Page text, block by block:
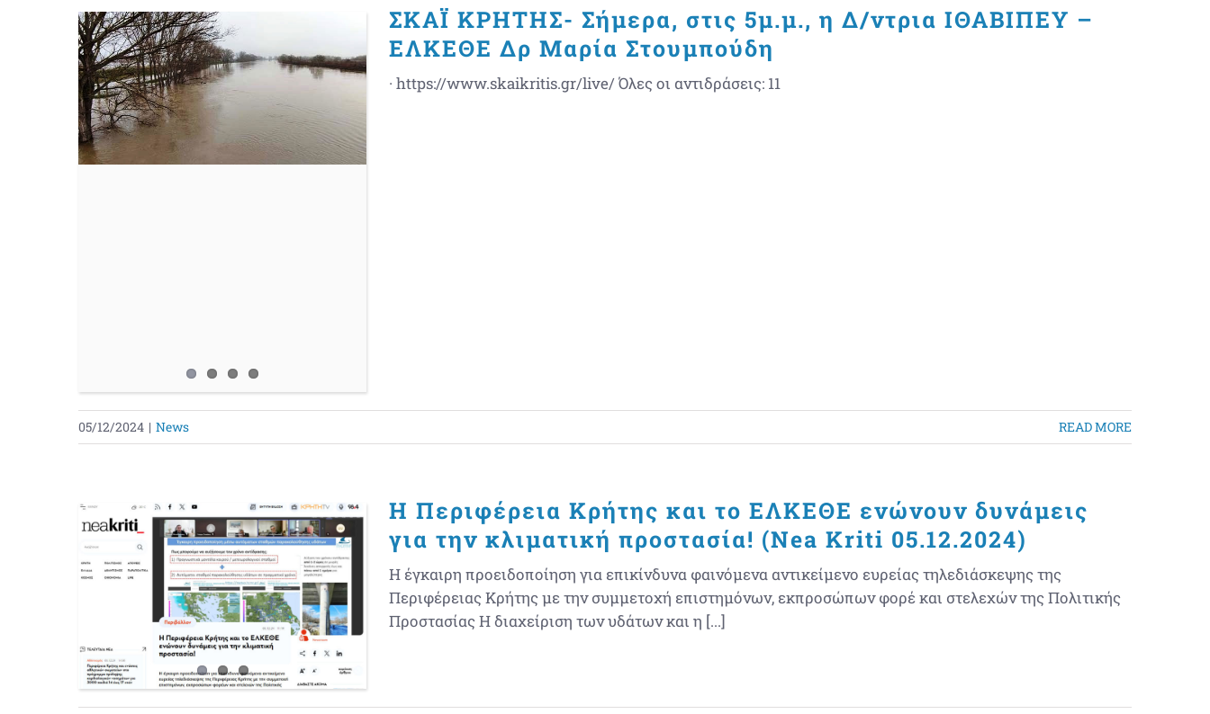
ΣΚΑΪ ΚΡΗΤΗΣ- Σήμερα, στις 5μ.μ., η Δ/ντρια ΙΘΑΒΙΠΕΥ –
ΕΛΚΕΘΕ Δρ Μαρία Στουμπούδη
· https://www.skaikritis.gr/live/ Όλες οι αντιδράσεις: 11
05/12/2024 | News READ MORE
Η Περιφέρεια Κρήτης και το ΕΛΚΕΘΕ ενώνουν δυνάμεις
για την κλιματική προστασία! (Nea Kriti 05.12.2024)
Η έγκαιρη προειδοποίηση για επικίνδυνα φαινόμενα αντικείμενο ευρείας τηλεδιάσκεψης της
Περιφέρειας Κρήτης με την συμμετοχή επιστημόνων, εκπροσώπων φορέ και στελεχών της Πολιτικής
Προστασίας Η διαχείριση των υδάτων και η [...]